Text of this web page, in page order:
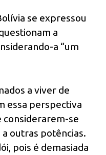
se expressou
a
a “um
a viver de
essa perspectiva
considerarem-se
outras potências.
pois é demasiada